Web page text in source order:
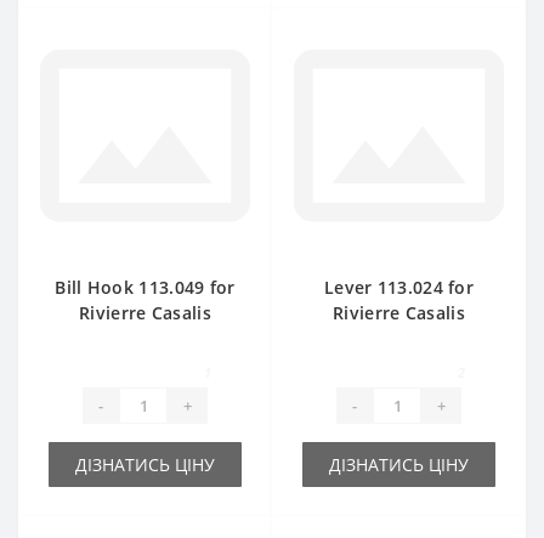
Bill Hook 113.049 for
Rivierre Casalis
- +
ДІЗНАТИСЬ ЦІНУ
Lever 113.024 for
Rivierre Casalis
- +
ДІЗНАТИСЬ ЦІНУ